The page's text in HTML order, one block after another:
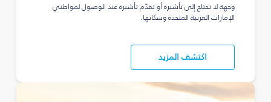
وجهة لا تحتاج إلى تأشيرة أو تقدّم تأشيرة عند الوصول لمواطني
الإمارات العربية المتحدة وسكانها.
اكتشف المزيد